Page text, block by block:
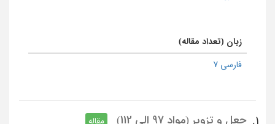
زبان (تعداد مقاله)
فارسی 7
1. جعل و تزویر (مواد 97 الی 112)
مقاله